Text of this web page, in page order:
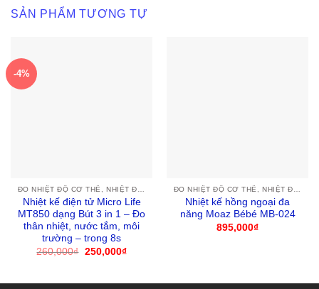
SẢN PHẨM TƯƠNG TỰ
-4%
ĐO NHIỆT ĐỘ CƠ THỂ, NHIỆT ĐỘ PHÒNG
Nhiệt kế điện tử Micro Life
MT850 dạng Bút 3 in 1 – Đo
thân nhiệt, nước tắm, môi
trường – trong 8s
260,000₫ Giá
250,000₫Giá
ĐO NHIỆT ĐỘ CƠ THỂ, NHIỆT ĐỘ PHÒNG
Nhiệt kế hồng ngoại đa
năng Moaz Bébé MB-024
895,000₫